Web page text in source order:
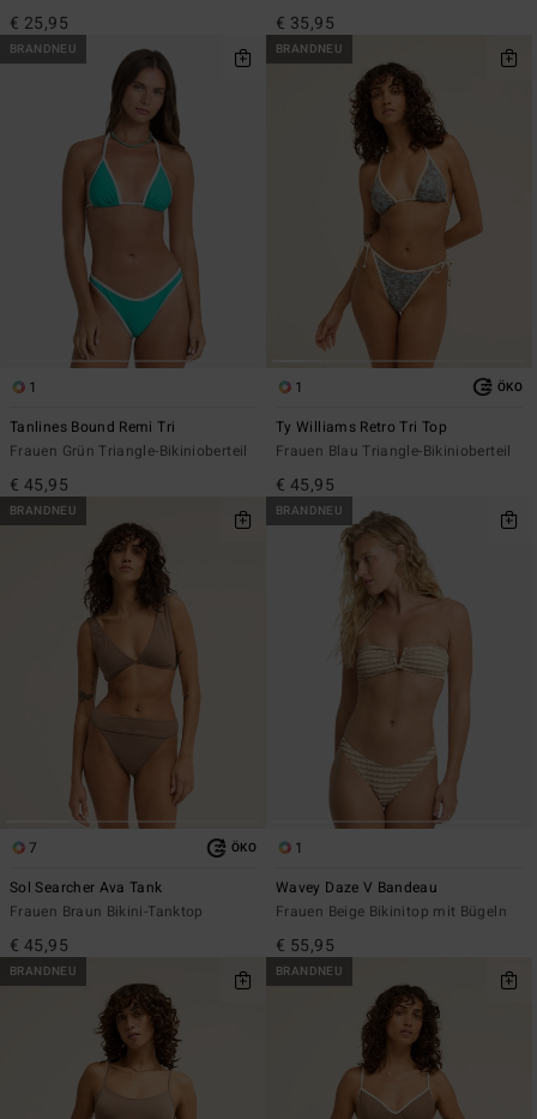
€ 25,95 € 35,95
BRANDNEU
1
Tanlines Bound Remi Tri
Frauen Grün Triangle-Bikinioberteil
€ 45,95
BRANDNEU
1 ÖKO
Ty Williams Retro Tri Top
Frauen Blau Triangle-Bikinioberteil
€ 45,95
BRANDNEU
7 ÖKO
Sol Searcher Ava Tank
Frauen Braun Bikini-Tanktop
€ 45,95
BRANDNEU
1
Wavey Daze V Bandeau
Frauen Beige Bikinitop mit Bügeln
€ 55,95
BRANDNEU BRANDNEU